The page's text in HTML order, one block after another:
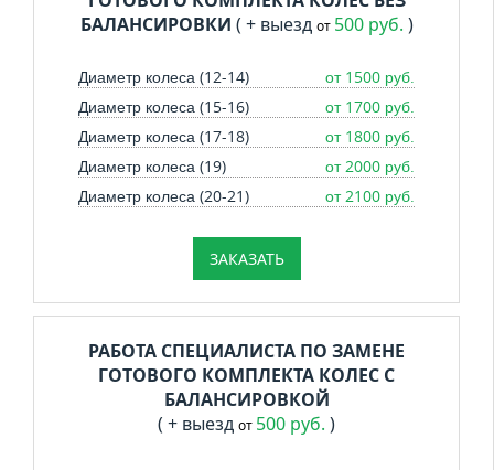
БАЛАНСИРОВКИ ( + выезд от 500 руб. )
Диаметр колеса (12-14)
от 1500 руб.
Диаметр колеса (15-16)
от 1700 руб.
Диаметр колеса (17-18)
от 1800 руб.
Диаметр колеса (19)
от 2000 руб.
Диаметр колеса (20-21)
от 2100 руб.
ЗАКАЗАТЬ
РАБОТА СПЕЦИАЛИСТА ПО ЗАМЕНЕ
ГОТОВОГО КОМПЛЕКТА КОЛЕС С
БАЛАНСИРОВКОЙ
( + выезд от 500 руб. )